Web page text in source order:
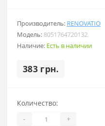
Производитель: RENOVATIO
Модель: 8051764720132
Наличие: Есть в наличии
383 грн.
Количество:
- +